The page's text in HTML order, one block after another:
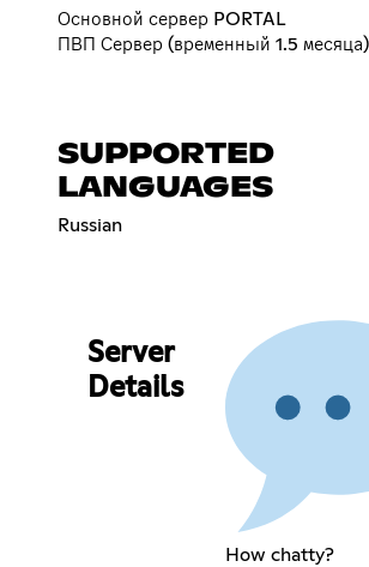
Основной сервер PORTAL
ПВП Сервер (временный 1.5 месяца)
SUPPORTED
LANGUAGES
Russian
Server
Details
How chatty?